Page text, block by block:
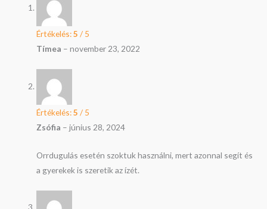
Értékelés:5 / 5
Tímea – november 23, 2022
Értékelés:5 / 5
Zsófia – június 28, 2024
Orrdugulás esetén szoktuk használni, mert azonnal segít és
a gyerekek is szeretik az ízét.